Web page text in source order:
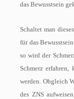
das Bewusstsein
Schaltet man
für das
so wird der
Schmerz
werden. Obgleich
des ZNS